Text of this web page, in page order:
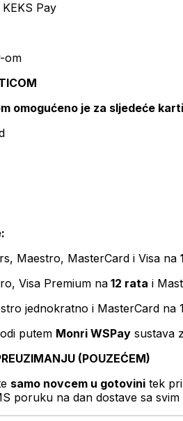
Pay
om
omogućeno je za sljedeće
Maestro, MasterCard i Visa na
Visa Premium na 12 rata i
jednokratno i MasterCard na
putem Monri WSPay sustava
(POUZEĆEM)
samo novcem u gotovini tek
poruku na dan dostave sa svim